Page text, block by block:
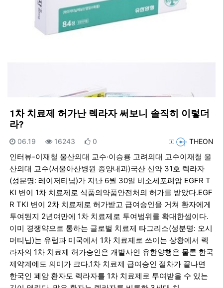
1차 치료제 허가난 렉라자 써보니 솔직히 이렇더
라?
등록자THEON
등록일
06.19 조회
16243 추천
0
인터뷰-이재철 울산의대 교수·이승룡 고려의대 교수이재철 울
산의대 교수(서울아산병원 종양내과)국산 신약 31호 렉라자
(성분명: 레이저티닙)가 지난 6월 30일 비소세포폐암 EGFR T
KI 변이 1차 치료제로 식품의약품안전처의 허가를 받았다.EGF
R TKI 변이 2차 치료제로 허가받고 급여승인을 거쳐 환자에게
투여된지 2년여만에 1차 치료제로 투여범위를 확대한셈이다.
이미 경쟁약으로 통하는 글로벌 치료제 타그리소(성분명: 오시
머티닙)는 유럽과 미국에서 1차 치료제로 쓰이는 상황에서 렉
라자의 1차 치료제 허가승인은 개발사인 유한양행은 물론 한국
제약계에도 의미가 크다.1차 치료제 급여승인 절차가 끝나면
한국인 폐암 환자도 렉라자를 1차 치료제로 투여받을 수 있는